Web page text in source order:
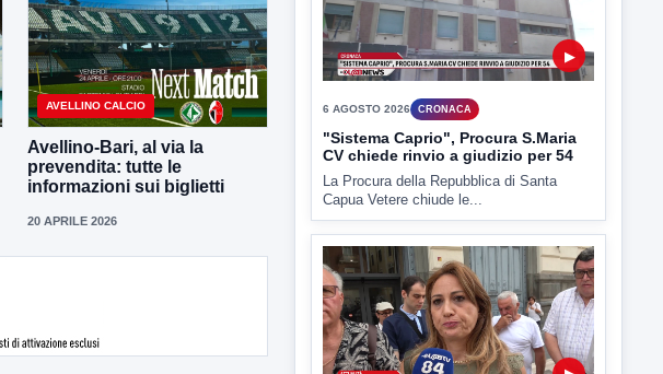
AVELLINO CALCIO
Avellino-Bari, al via la
prevendita: tutte le
informazioni sui biglietti
20 APRILE 2026
▶
ATTUALITÀ
Miasmi, Comitati dal Prefetto: non
Comitati dal Prefetto Moscarella. Oltre a